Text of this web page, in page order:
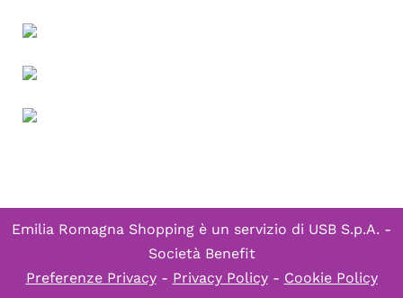
Emilia Romagna Shopping è un servizio di USB S.p.A. -
Società Benefit
Preferenze Privacy- Privacy Policy- Cookie Policy